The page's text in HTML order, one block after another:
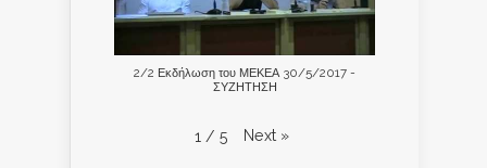
2/2 Εκδήλωση του ΜΕΚΕΑ 30/5/2017 -
ΣΥΖΗΤΗΣΗ
1 / 5 Next »